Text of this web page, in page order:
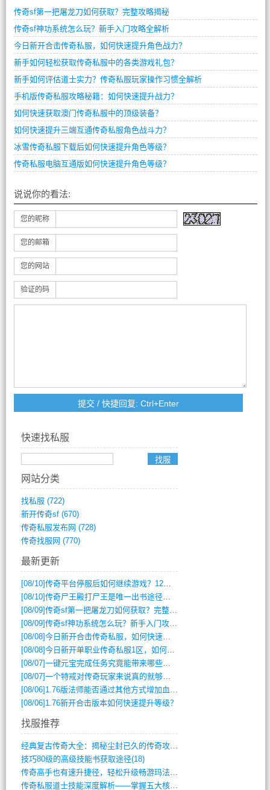
传奇sf第一把屠龙刀如何获取？完整攻略揭秘
传奇sf神功系统怎么玩？新手入门攻略全解析
今日新开合击传奇私服，如何快速提升角色战力？
新手如何轻松获取传奇私服中的各类游戏礼包？
新手如何评估道士实力？传奇私服玩家操作习惯全解析
手机版传奇私服攻略秘籍：如何快速提升战力？
如何快速获取澳门传奇私服中的顶级装备？
如何快速提升三端互通传奇私服角色战斗力？
冰雪传奇私服下载后如何快速提升角色等级？
传奇私服电脑互通版如何快速提升角色等级？
说说你的看法:
您的昵称
您的邮箱
您的网站
验证的码
快速找私服
网站分类
找私服 (722)
新开传奇sf(670)
传奇私服发布网 (728)
传奇找服网 (770)
最新更新
[08/10]传奇平台停服后如何继续游戏？12月6日停服影响攻略吗？
[08/10]传奇尸王殿打尸王是唯一出书途径吗？
[08/09]传奇sf第一把屠龙刀如何获取？完整攻略揭秘
[08/09]传奇sf神功系统怎么玩？新手入门攻略全解析
[08/08]今日新开合击传奇私服，如何快速提升角色战力？
[08/08]今日新开单职业传奇私服1区，如何快速升级与获取顶级装备？
[08/07]一键元宝完成任务究竟能带来哪些超值优势？
[08/07]一个特戒对传奇玩家来说真的就够用了吗？
[08/06] 1.76版法师能否通过其他方式增加血量？
[08/06] 1.76新开合击版本如何快速提升等级？
找服推荐
经典复古传奇大全：揭秘尘封已久的传奇攻略(348)
技巧80级的高级技能书获取途径(18)
传奇高手也有速升捷径，轻松升级畅游玛法(11)
传奇私服道士技能深度解析——掌握五大核心(956)